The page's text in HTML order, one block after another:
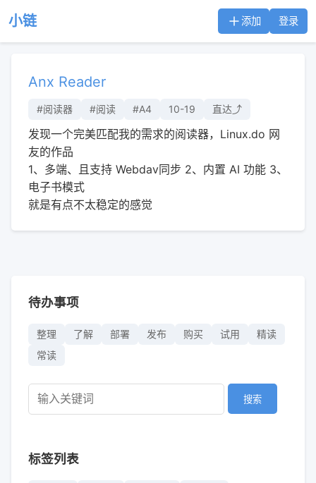
小链 添加 登录
Anx Reader
#阅读器 #阅读 #A4 10-19 直达⤴︎
发现一个完美匹配我的需求的阅读器，Linux.do 网
友的作品
1、多端、且支持 Webdav同步 2、内置 AI 功能 3、
电子书模式
就是有点不太稳定的感觉
待办事项
整理 了解 部署 发布 购买 试用
精读
常读
搜索
标签列表